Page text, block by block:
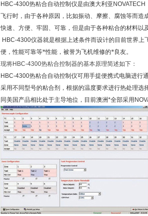
HBC-4300热粘合自动控制仪是由澳大利亚 NOVATECH
飞行时，由于各种原因，比如振动、摩擦、腐蚀等而
快速、方便、牢固、可靠，但是由于各种粘合的材料以
HBC-4300仪器就是根据上述条件而设计的目前世界
便，性能可靠等*性能，被誉为飞机维修的*良友。
现将HBC-4300热粘合控制器的基本原理简述如下：
HBC-4300热粘合自动控制 仪可用手提便携式电脑进行
采用不同型号的粘合剂，根据的温度要求进行热处理选
同美国产品相比处于主导地位，目前澳洲*全部采用